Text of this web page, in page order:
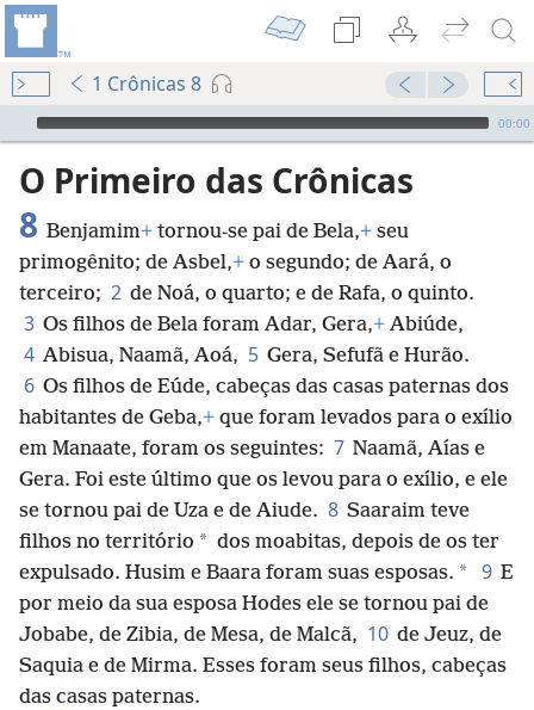
1 Crônicas 8
Audio Player
00:00
O Primeiro das Crônicas
8 Benjamim+ tornou-se pai de Bela,+ seu
primogênito; de Asbel,+ o segundo; de Aará, o
terceiro; 2 de Noá, o quarto; e de Rafa, o quinto.
3 Os filhos de Bela foram Adar, Gera,+ Abiúde,
4 Abisua, Naamã, Aoá, 5 Gera, Sefufã e Hurão.
6 Os filhos de Eúde, cabeças das casas paternas dos
habitantes de Geba,+ que foram levados para o exílio
em Manaate, foram os seguintes: 7 Naamã, Aías e
Gera. Foi este último que os levou para o exílio, e ele
se tornou pai de Uza e de Aiude. 8 Saaraim teve
filhos no território * dos moabitas, depois de os ter
expulsado. Husim e Baara foram suas esposas. * 9 E
por meio da sua esposa Hodes ele se tornou pai de
Jobabe, de Zibia, de Mesa, de Malcã, 10 de Jeuz, de
Saquia e de Mirma. Esses foram seus filhos, cabeças
das casas paternas.